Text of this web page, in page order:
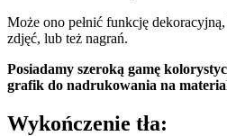
Może ono pełnić funkcję
zdjęć, lub też nagrań.
Posiadamy szeroką gamę
grafik do nadrukowania na
Wykończenie tła: